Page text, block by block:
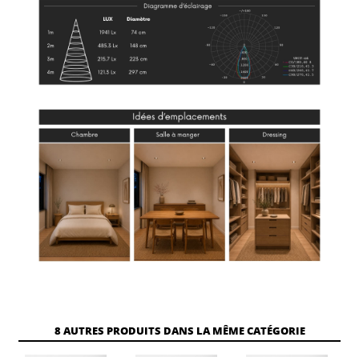
8 AUTRES PRODUITS DANS LA MÊME CATÉGORIE